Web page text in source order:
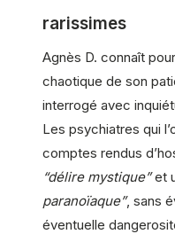
rarissimes
Agnès D. connaît
chaotique de son
interrogé avec
Les psychiatres qui
comptes rendus
“délire mystique”et
paranoïaque”, sans
éventuelle